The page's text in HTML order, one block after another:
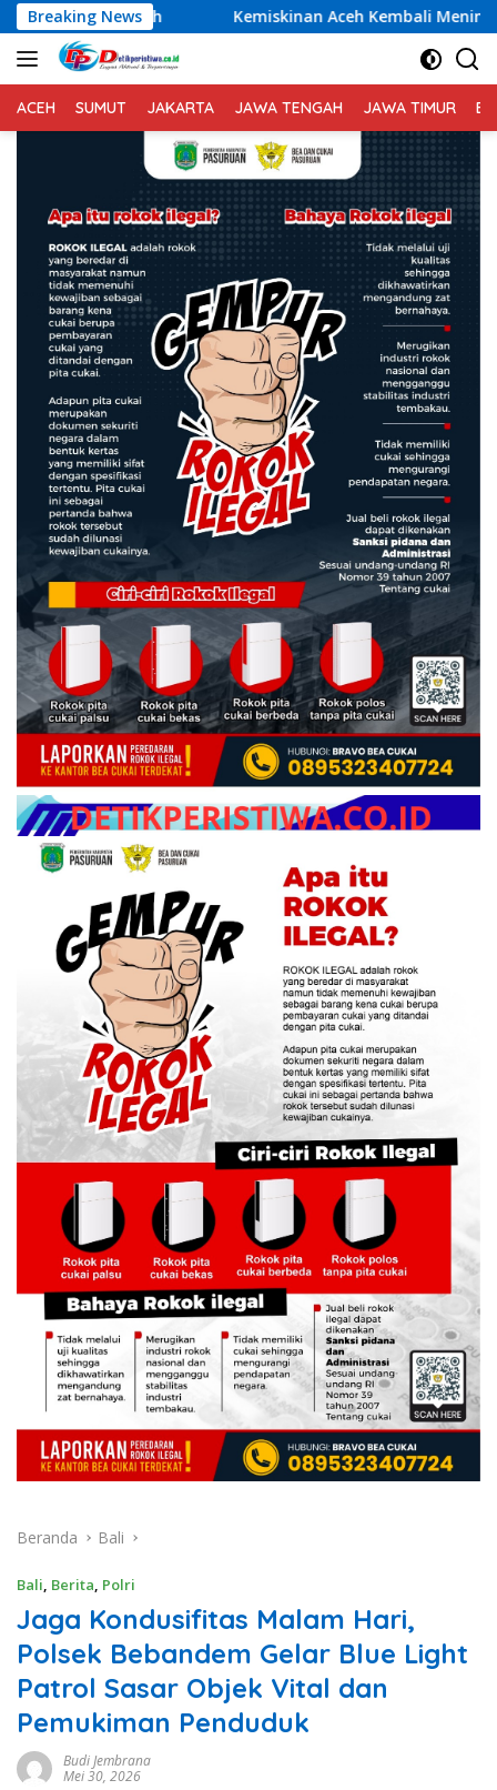
Langsung
ke
konten
Breaking News
Kemiskinan Aceh Kembali Meningkat, Pemerintah
ACEH SUMUT JAKARTA JAWA TENGAH JAWA TIMUR
Beranda Bali
Bali, Berita, Polri
Jaga Kondusifitas Malam Hari,
Polsek Bebandem Gelar Blue Light
Patrol Sasar Objek Vital dan
Pemukiman Penduduk
Budi Jembrana
Mei 30, 2026